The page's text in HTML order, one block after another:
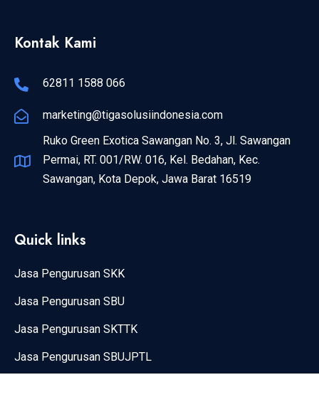
Kontak Kami
62811 1588 066
marketing@tigasolusiindonesia.com
Ruko Green Exotica Sawangan No. 3, Jl. Sawangan
Permai, RT. 001/RW. 016, Kel. Bedahan, Kec.
Sawangan, Kota Depok, Jawa Barat 16519
Quick links
Jasa Pengurusan SKK
Jasa Pengurusan SBU
Jasa Pengurusan SKTTK
Jasa Pengurusan SBUJPTL